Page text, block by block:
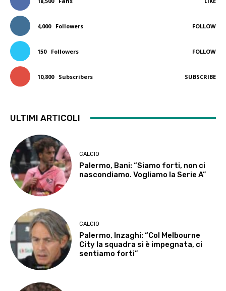
4,000 Followers FOLLOW
150 Followers FOLLOW
10,800 Subscribers SUBSCRIBE
ULTIMI ARTICOLI
CALCIO
Palermo, Bani: “Siamo forti, non ci
nascondiamo. Vogliamo la Serie A”
CALCIO
Palermo, Inzaghi: “Col Melbourne
City la squadra si è impegnata, ci
sentiamo forti”